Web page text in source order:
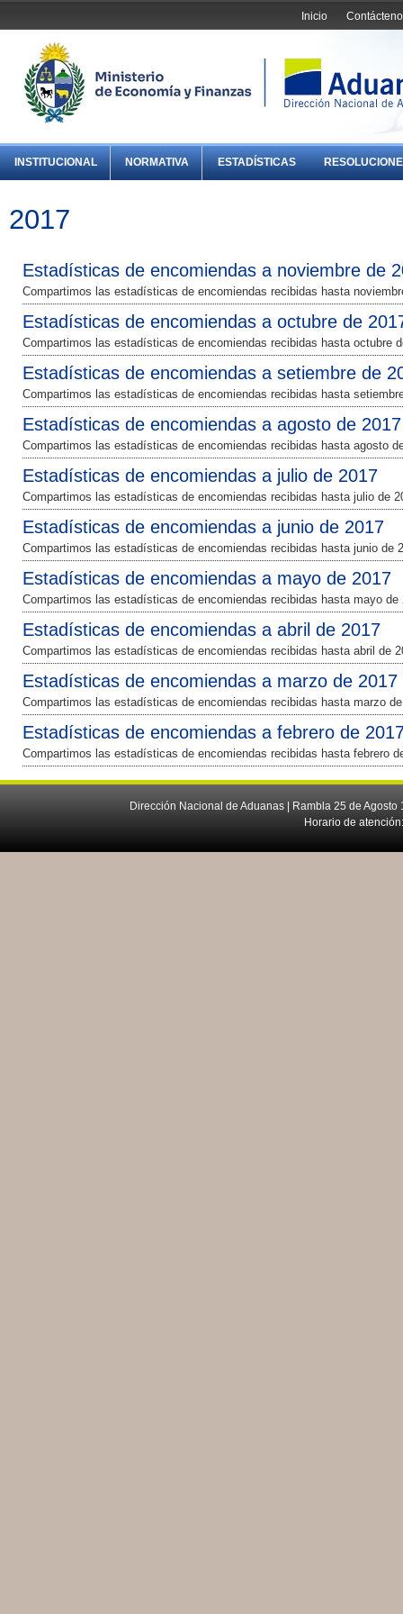
Inicio
INSTITUCIONAL NORMATIVA ESTADÍSTICAS
2017
Estadísticas de encomiendas a noviembre de
Compartimos las estadísticas de encomiendas recibidas hasta
Estadísticas de encomiendas a octubre de
Compartimos las estadísticas de encomiendas recibidas hasta octubre
Estadísticas de encomiendas a setiembre de
Compartimos las estadísticas de encomiendas recibidas hasta
Estadísticas de encomiendas a agosto de 2017
Compartimos las estadísticas de encomiendas recibidas hasta agosto
Estadísticas de encomiendas a julio de 2017
Compartimos las estadísticas de encomiendas recibidas hasta julio de
Estadísticas de encomiendas a junio de 2017
Compartimos las estadísticas de encomiendas recibidas hasta junio de
Estadísticas de encomiendas a mayo de 2017
Compartimos las estadísticas de encomiendas recibidas hasta mayo de
Estadísticas de encomiendas a abril de 2017
Compartimos las estadísticas de encomiendas recibidas hasta abril de
Estadísticas de encomiendas a marzo de 2017
Compartimos las estadísticas de encomiendas recibidas hasta marzo
Estadísticas de encomiendas a febrero de
Compartimos las estadísticas de encomiendas recibidas hasta febrero
Dirección Nacional de Aduanas | Rambla 25 de
Horario de